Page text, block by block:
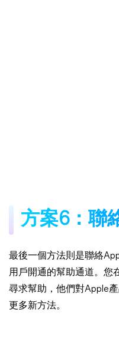
方案6：聯
最後一個方法則是聯絡
用戶開通的幫助通道。您
尋求幫助，他們對Apple
更多新方法。